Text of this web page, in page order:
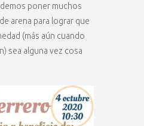
poner muchos
arena para lograr que
(más aún cuando
sea alguna vez cosa